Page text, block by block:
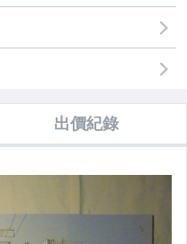
出價紀錄